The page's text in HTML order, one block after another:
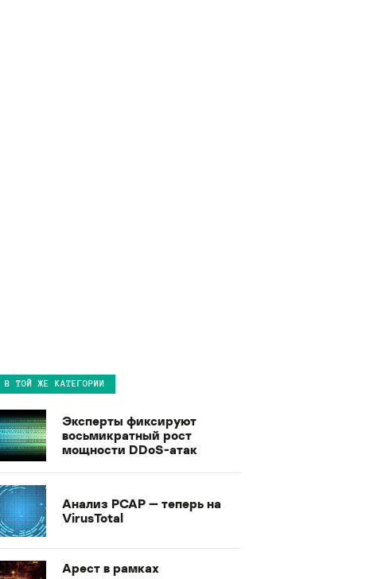
В ТОЙ ЖЕ КАТЕГОРИИ
Эксперты фиксируют
восьмикратный рост
мощности DDoS-атак
Анализ PCAP — теперь на
VirusTotal
Арест в рамках